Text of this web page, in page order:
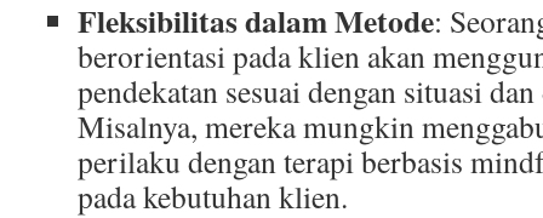
Fleksibilitas dalam Metode:
berorientasi pada klien akan
pendekatan sesuai dengan situasi
Misalnya, mereka mungkin
perilaku dengan terapi berbasis
pada kebutuhan klien.